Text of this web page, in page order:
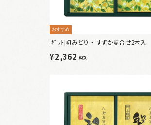
おすすめ
[ｷﾞﾌﾄ]初みどり・すずか詰合せ2本入
¥2,362税込